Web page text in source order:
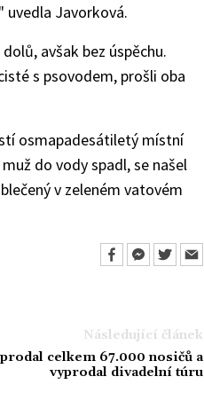
uvedla Javorková.
avšak bez úspěchu.
s psovodem, prošli oba
osmapadesátiletý místní
do vody spadl, se našel
v zeleném vatovém
Následující článek
celkem 67.000 nosičů a
vyprodal divadelní túru